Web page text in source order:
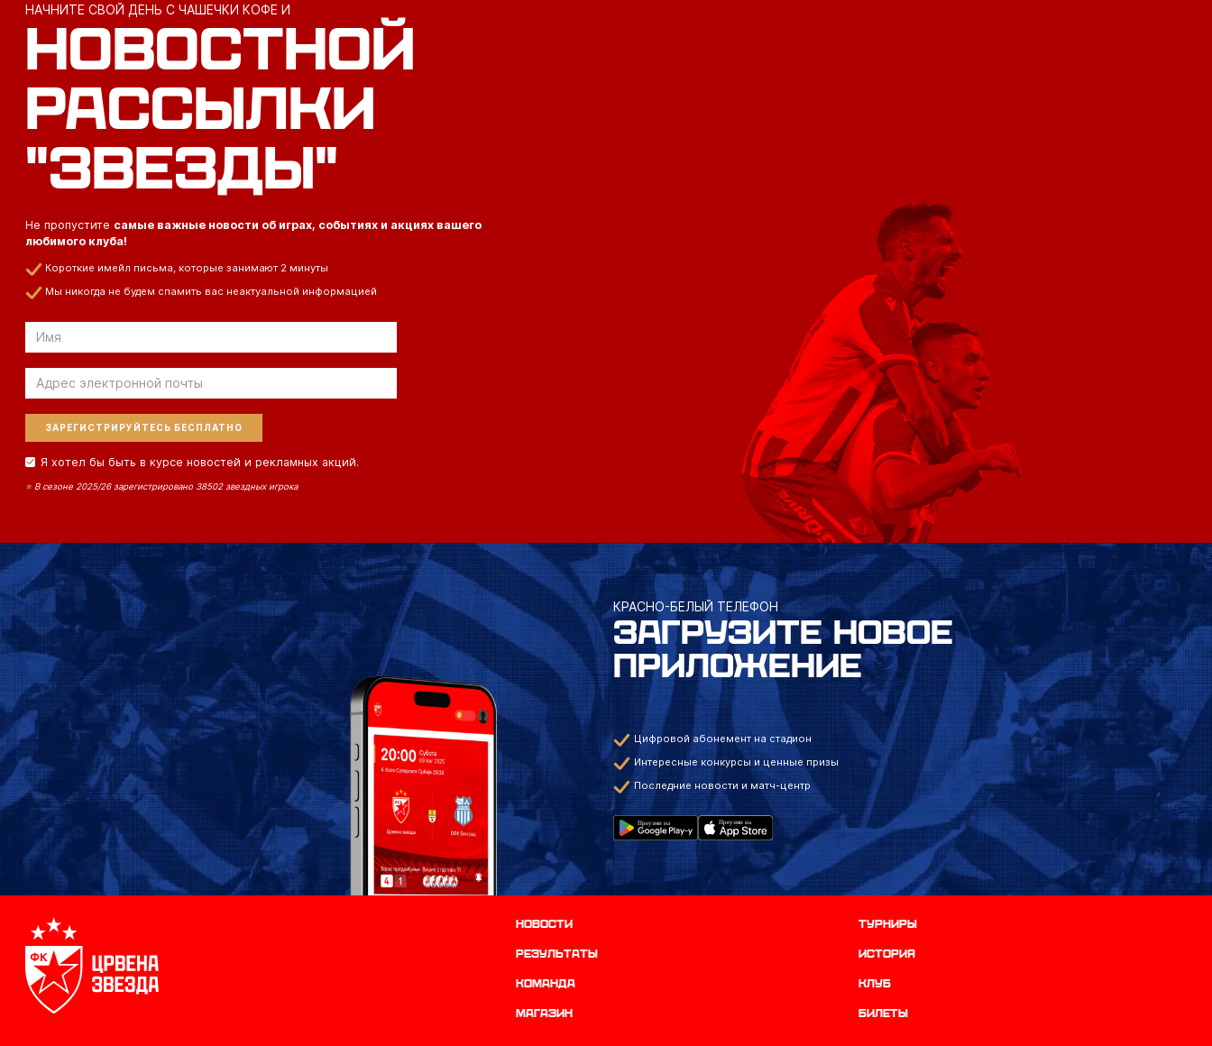
НАЧНИТЕ СВОЙ ДЕНЬ С ЧАШЕЧКИ КОФЕ И
НОВОСТНОЙ
РАССЫЛКИ
"ЗВЕЗДЫ"
Не пропустите самые важные новости об играх, событиях и акциях вашего
любимого клуба!
Короткие имейл письма, которые занимают 2 минуты
Мы никогда не будем спамить вас неактуальной информацией
Отправить
электронной
почте
Отправить
электронной
почте
Я хотел бы быть в курсе новостей и рекламных акций.
⭐ В сезоне 2025/26 зарегистрировано 38502 звездных игрока
КРАСНО-БЕЛЫЙ ТЕЛЕФОН
ЗАГРУЗИТЕ НОВОЕ
ПРИЛОЖЕНИЕ
Цифровой абонемент на стадион
Интересные конкурсы и ценные призы
Последние новости и матч-центр
Новости Турниры
результаты история
КОМАНДА Клуб
Магазин Билеты